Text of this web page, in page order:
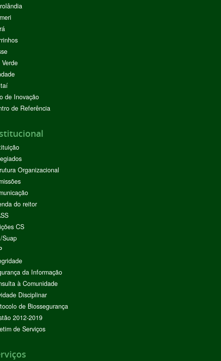
de Inovação
de Referência
Organizacional
do reitor
CS
Suap
da Informação
à Comunidade
Disciplinar
de Biossegurança
2012-2019
de Serviços